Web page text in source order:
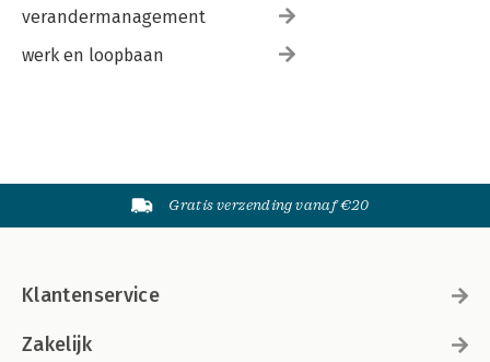
verandermanagement
werk en loopbaan
Gratis verzending vanaf €20
Klantenservice
Zakelijk